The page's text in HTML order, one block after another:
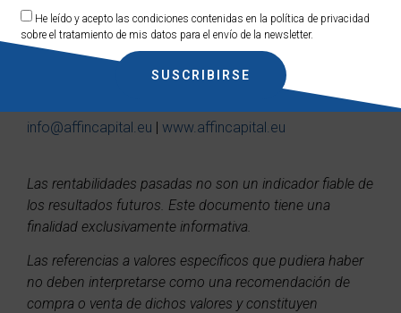
David Picó
Agente de Grandes Patrimonios
info@affincapital.eu www.affincapital.eu
Las rentabilidades pasadas no son un indicador fiable de
los resultados futuros. Este documento tiene una
finalidad exclusivamente informativa.
Las referencias a valores específicos que pudiera haber
no deben interpretarse como una recomendación de
compra o venta de dichos valores y constituyen
He leído y acepto las condiciones contenidas en la política de privacidad
sobre el tratamiento de mis datos para el envío de la newsletter.
SUSCRIBIRSE